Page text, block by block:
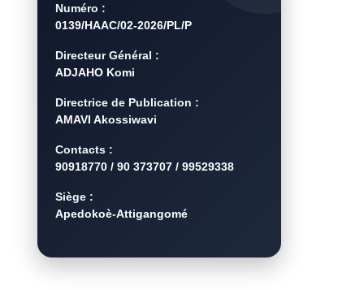
Numéro :
0139/HAAC/02-2026/PL/P
Directeur Général :
ADJAHO Komi
Directrice de Publication :
AMAVI Akossiwavi
Contacts :
90918770 / 90 373707 / 99529338
Siège :
Apedokoè-Attigangomé